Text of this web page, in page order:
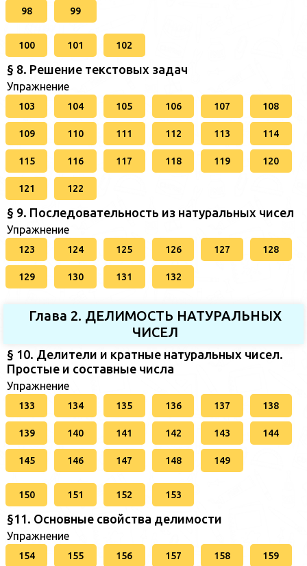
98 99
100 101 102
§ 8. Решение текстовых задач
Упражнение
103 104 105 106 107 108
109 110 111 112 113 114
115 116 117 118 119 120
121 122
§ 9. Последовательность из натуральных чисел
Упражнение
123 124 125 126 127 128
129 130 131 132
Глава 2. ДЕЛИМОСТЬ НАТУРАЛЬНЫХ
ЧИСЕЛ
§ 10. Делители и кратные натуральных чисел.
Простые и составные числа
Упражнение
133 134 135 136 137 138
139 140 141 142 143 144
145 146 147 148 149
150 151 152 153
§11. Основные свойства делимости
Упражнение
154 155 156 157 158 159